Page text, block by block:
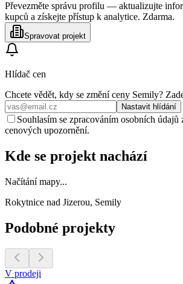
Převezměte správu profilu — aktualizujte
kupců a získejte přístup k analytice. Zdarma.
Spravovat projekt
Hlídač cen
Chcete vědět, kdy se změní ceny Semily?
Nastavit hlídání
Souhlasím se zpracováním osobních údajů
cenových upozornění.
Kde se projekt nachází
Načítání mapy...
Rokytnice nad Jizerou, Semily
Podobné projekty
V prodeji